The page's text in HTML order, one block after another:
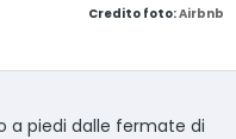
Credito foto:Airbnb
a piedi dalle fermate di